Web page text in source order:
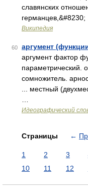
славянских
германцев,&#8230;
Википедия
60 аргумент
аргумент фактор
параметрический.
сомножитель.
... местный
Идеографический
Страницы ←
1 2 3
10
11 12